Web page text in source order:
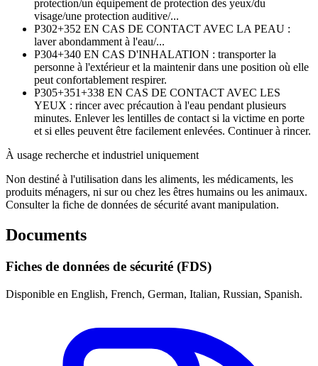
protection/un équipement de protection des yeux/du
visage/une protection auditive/...
P302+352 EN CAS DE CONTACT AVEC LA PEAU :
laver abondamment à l'eau/...
P304+340 EN CAS D'INHALATION : transporter la
personne à l'extérieur et la maintenir dans une position où elle
peut confortablement respirer.
P305+351+338 EN CAS DE CONTACT AVEC LES
YEUX : rincer avec précaution à l'eau pendant plusieurs
minutes. Enlever les lentilles de contact si la victime en porte
et si elles peuvent être facilement enlevées. Continuer à rincer.
À usage recherche et industriel uniquement
Non destiné à l'utilisation dans les aliments, les médicaments, les
produits ménagers, ni sur ou chez les êtres humains ou les animaux.
Consulter la fiche de données de sécurité avant manipulation.
Documents
Fiches de données de sécurité (FDS)
Disponible en English, French, German, Italian, Russian, Spanish.